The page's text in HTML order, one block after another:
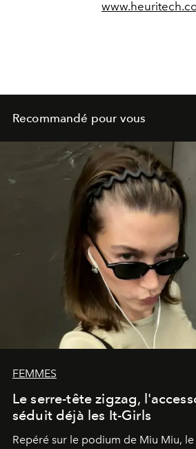
Recommandé pour vous
FEMMES
Le serre-tête zigzag,
séduit déjà les It-Girls
Repéré sur le podium de Miu Miu,